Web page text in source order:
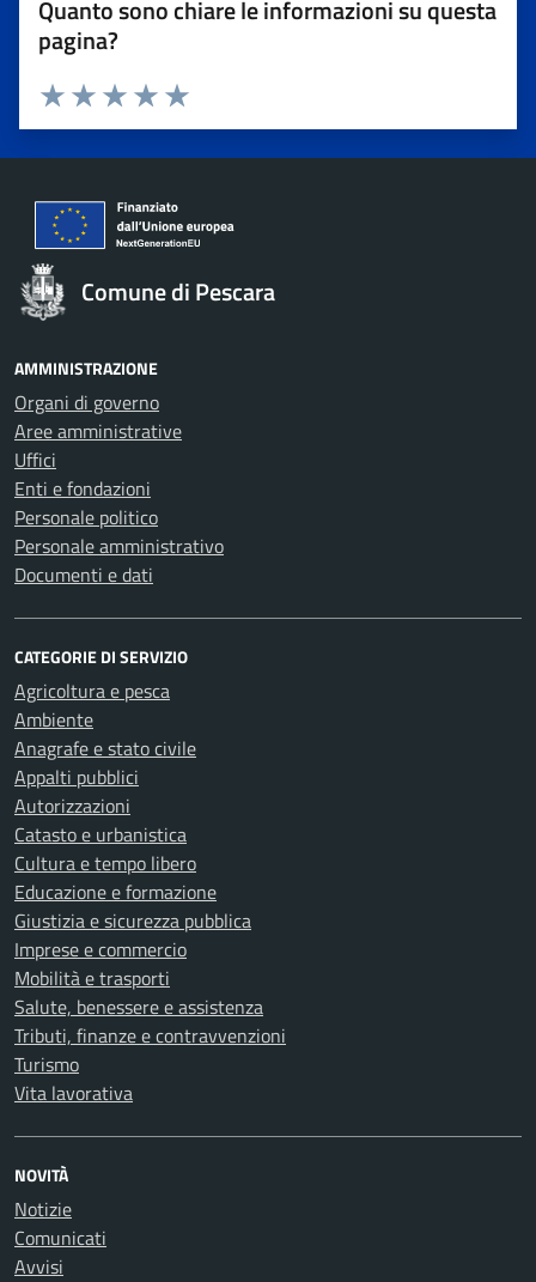
Quanto sono chiare le informazioni su questa
pagina?
Valuta 5 stelle su 5
Valuta 4 stelle su 5
Valuta 3 stelle su 5
Valuta 2 stelle su 5
Valuta 1 stelle su 5
Comune di Pescara
AMMINISTRAZIONE
Organi di governo
Aree amministrative
Uffici
Enti e fondazioni
Personale politico
Personale amministrativo
Documenti e dati
CATEGORIE DI SERVIZIO
Agricoltura e pesca
Ambiente
Anagrafe e stato civile
Appalti pubblici
Autorizzazioni
Catasto e urbanistica
Cultura e tempo libero
Educazione e formazione
Giustizia e sicurezza pubblica
Imprese e commercio
Mobilità e trasporti
Salute, benessere e assistenza
Tributi, finanze e contravvenzioni
Turismo
Vita lavorativa
NOVITÀ
Notizie
Comunicati
Avvisi